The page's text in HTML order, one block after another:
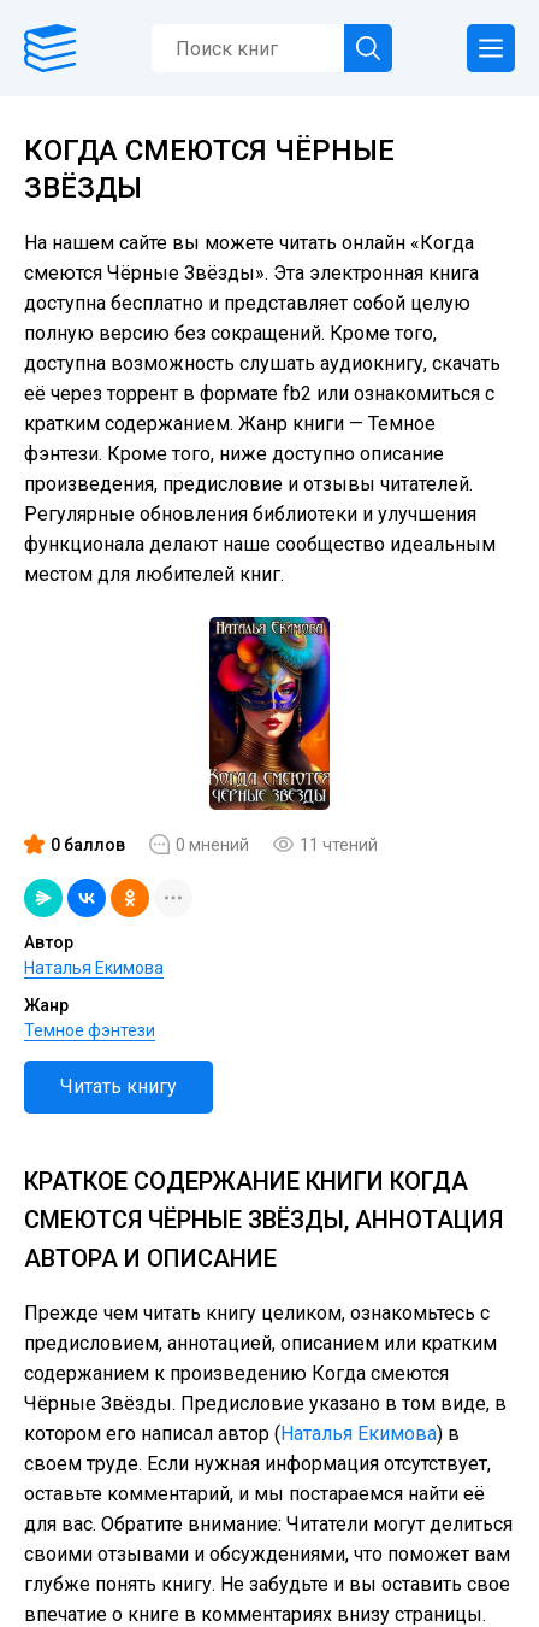
КОГДА СМЕЮТСЯ ЧЁРНЫЕ
ЗВЁЗДЫ
На нашем сайте вы можете читать онлайн «Когда
смеются Чёрные Звёзды». Эта электронная книга
доступна бесплатно и представляет собой целую
полную версию без сокращений. Кроме того,
доступна возможность слушать аудиокнигу, скачать
её через торрент в формате fb2 или ознакомиться с
кратким содержанием. Жанр книги — Темное
фэнтези. Кроме того, ниже доступно описание
произведения, предисловие и отзывы читателей.
Регулярные обновления библиотеки и улучшения
функционала делают наше сообщество идеальным
местом для любителей книг.
0 баллов 0 мнений 11 чтений
Автор
Наталья Екимова
Жанр
Темное фэнтези
Читать книгу
КРАТКОЕ СОДЕРЖАНИЕ КНИГИ КОГДА
СМЕЮТСЯ ЧЁРНЫЕ ЗВЁЗДЫ, АННОТАЦИЯ
АВТОРА И ОПИСАНИЕ
Прежде чем читать книгу целиком, ознакомьтесь с
предисловием, аннотацией, описанием или кратким
содержанием к произведению Когда смеются
Чёрные Звёзды. Предисловие указано в том виде, в
котором его написал автор (Наталья Екимова) в
своем труде. Если нужная информация отсутствует,
оставьте комментарий, и мы постараемся найти её
для вас. Обратите внимание: Читатели могут делиться
своими отзывами и обсуждениями, что поможет вам
глубже понять книгу. Не забудьте и вы оставить свое
впечатие о книге в комментариях внизу страницы.